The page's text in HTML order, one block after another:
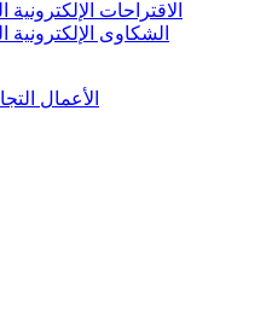
الاقتراحات
الشكاوى
الأعمال